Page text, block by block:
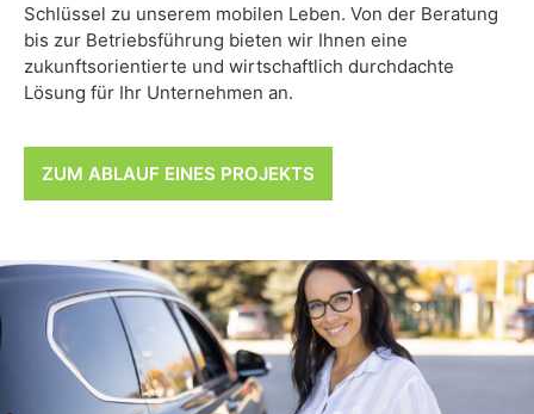
Schlüssel zu unserem mobilen Leben. Von der Beratung
bis zur Betriebsführung bieten wir Ihnen eine
zukunftsorientierte und wirtschaftlich durchdachte
Lösung für Ihr Unternehmen an.
ZUM ABLAUF EINES PROJEKTS